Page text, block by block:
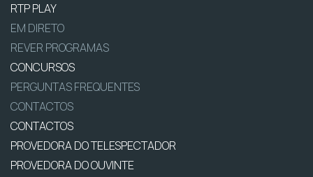
RTP PLAY
EM DIRETO
REVER PROGRAMAS
CONCURSOS
PERGUNTAS FREQUENTES
CONTACTOS
CONTACTOS
PROVEDORA DO TELESPECTADOR
PROVEDORA DO OUVINTE